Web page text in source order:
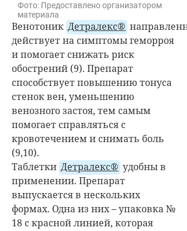
Фото: Предоставлено организатором
материала
Венотоник Детралекс® направленно
действует на симптомы геморроя
и помогает снижать риск
обострений (9). Препарат
способствует повышению тонуса
стенок вен, уменьшению
венозного застоя, тем самым
помогает справляться с
кровотечением и снимать боль
(9,10).
Таблетки Детралекс® удобны в
применении. Препарат
выпускается в нескольких
формах. Одна из них – упаковка №
18 с красной линией, которая